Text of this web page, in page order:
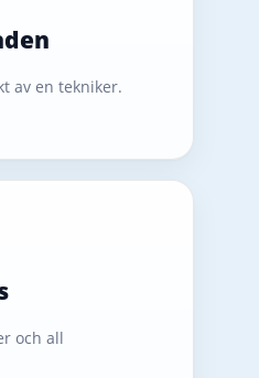
av en tekniker.
och all